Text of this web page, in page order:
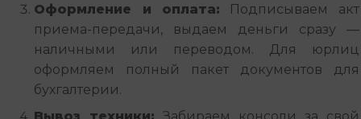
Оформление и оплата: Подписываем акт
приема-передачи, выдаем деньги сразу —
наличными или переводом. Для юрлиц
оформляем полный пакет документов для
бухгалтерии.